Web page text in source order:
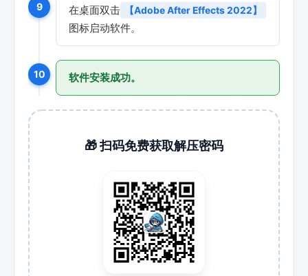
9 在桌面双击 【Adobe After Effects 2022】
图标启动软件。
10 软件安装成功。
🎁 扫码免费获取解压密码